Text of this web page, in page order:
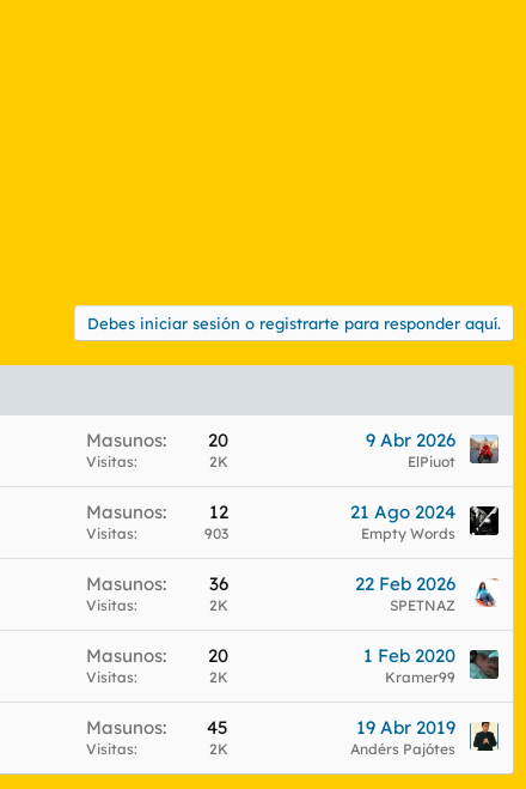
Debes iniciar sesión o registrarte para responder aquí.
Masunos 20
Visitas 2K
9 Abr 2026
ElPiuot
Masunos 12
Visitas 903
21 Ago 2024
Empty Words
Masunos 36
Visitas 2K
22 Feb 2026
SPETNAZ
Masunos 20
Visitas 2K
1 Feb 2020
Kramer99
Masunos 45
Visitas 2K
19 Abr 2019
Andérs Pajótes